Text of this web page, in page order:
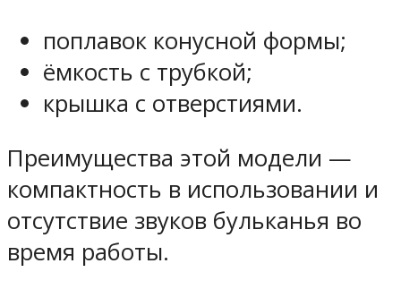
поплавок конусной формы;
ёмкость с трубкой;
крышка с отверстиями.
Преимущества этой модели —
компактность в использовании и
отсутствие звуков бульканья во
время работы.